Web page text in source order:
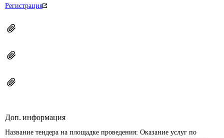
Регистрация
Доп. информация
Название тендера на площадке проведения: Оказание услуг по